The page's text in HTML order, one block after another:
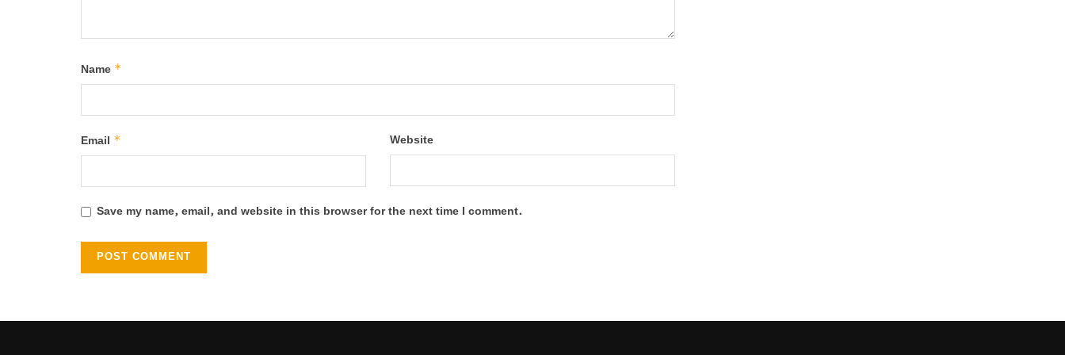
Name *
Email * Website
Save my name, email, and website in this browser for the next time I comment.